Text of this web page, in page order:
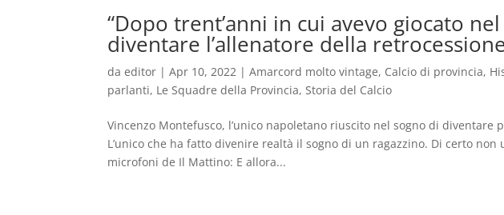
“Dopo trent’anni in cui avevo giocato
diventare l’allenatore della
daeditor |Apr 10, 2022 |Amarcord molto vintage, Calcio di provincia,
parlanti, Le Squadre della Provincia, Storia del Calcio
Vincenzo Montefusco, l’unico napoletano riuscito nel sogno di
L’unico che ha fatto divenire realtà il sogno di un ragazzino. Di certo non
microfoni de Il Mattino: E allora...